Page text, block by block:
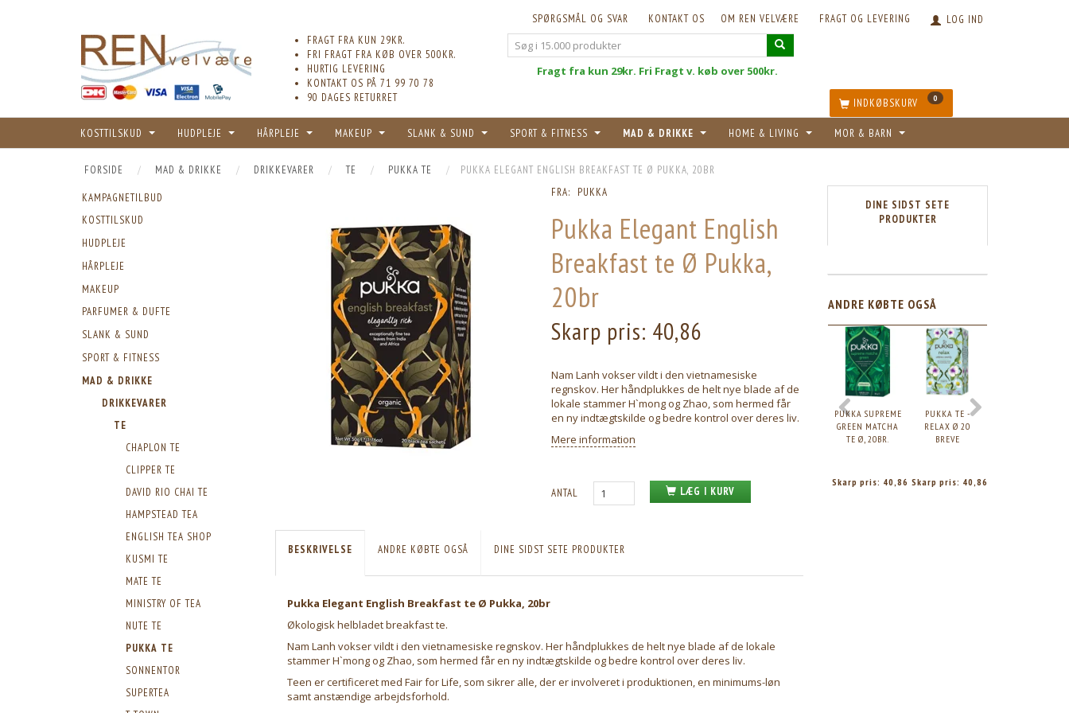
LOG IND
FRAGT OG LEVERING
OM REN VELVÆRE
KONTAKT OS
SPØRGSMÅL OG SVAR
FRAGT FRA KUN 29KR.
FRI FRAGT FRA KØB OVER 500KR.
HURTIG LEVERING
KONTAKT OS PÅ 71 99 70 78
90 DAGES RETURRET
Fragt fra kun 29kr. Fri Fragt v. køb over 500kr.
INDKØBSKURV 0
KOSTTILSKUD HUDPLEJE HÅRPLEJE MAKEUP SLANK & SUND SPORT & FITNESS MAD & DRIKKE HOME & LIVING MOR & BARN
FORSIDE MAD & DRIKKE DRIKKEVARER TE PUKKA TE PUKKA ELEGANT ENGLISH BREAKFAST TE Ø PUKKA, 20BR
KAMPAGNETILBUD
KOSTTILSKUD
HUDPLEJE
HÅRPLEJE
MAKEUP
PARFUMER & DUFTE
SLANK & SUND
SPORT & FITNESS
MAD & DRIKKE
DRIKKEVARER
TE
CHAPLON TE
CLIPPER TE
DAVID RIO CHAI TE
HAMPSTEAD TEA
ENGLISH TEA SHOP
KUSMI TE
MATE TE
MINISTRY OF TEA
NUTE TE
PUKKA TE
SONNENTOR
SUPERTEA
FRA: PUKKA
Pukka Elegant English
Breakfast te Ø Pukka,
20br
Skarp pris: 40,86
Nam Lanh vokser vildt i den vietnamesiske
regnskov. Her håndplukkes de helt nye blade af de
lokale stammer H`mong og Zhao, som hermed får
en ny indtægtskilde og bedre kontrol over deres liv.
Mere information
ANTAL LÆG I KURV
BESKRIVELSE ANDRE KØBTE OGSÅ DINE SIDST SETE PRODUKTER
Pukka Elegant English Breakfast te Ø Pukka, 20br
Økologisk helbladet breakfast te.
Nam Lanh vokser vildt i den vietnamesiske regnskov. Her håndplukkes de helt nye blade af de lokale
stammer H`mong og Zhao, som hermed får en ny indtægtskilde og bedre kontrol over deres liv.
Teen er certificeret med Fair for Life, som sikrer alle, der er involveret i produktionen, en minimums-løn
samt anstændige arbejdsforhold.
DINE SIDST SETE
PRODUKTER
ANDRE KØBTE OGSÅ
PUKKA SUPREME
GREEN MATCHA
TE Ø, 20BR.
Skarp pris: 40,86
PUKKA TE -
RELAX Ø 20
BREVE
Skarp pris: 40,86